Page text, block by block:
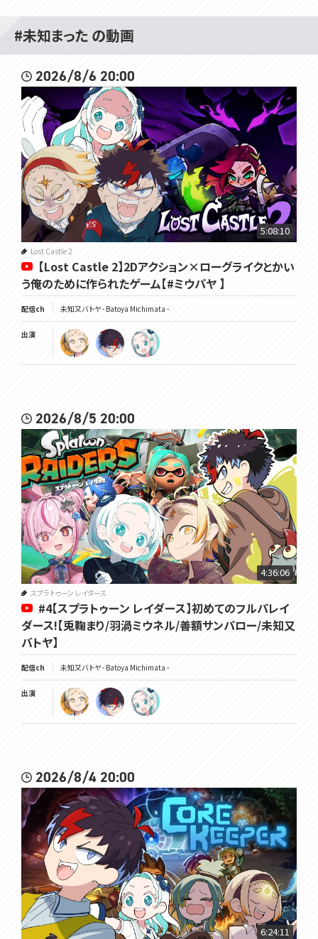
#未知まった の動画
2026/8/6 20:00
5:08:10
Lost Castle 2
【Lost Castle 2】2Dアクション×ローグライクとかい
う俺のために作られたゲーム【#ミウパヤ 】
配信ch 未知又バトヤ - Batoya Michimata -
出演
2026/8/5 20:00
4:36:06
スプラトゥーン レイダース
#4【スプラトゥーン レイダース】初めてのフルパレイ
ダース!【兎鞠まり/羽渦ミウネル⁩/善額サンパロー/未知又
バトヤ】
配信ch 未知又バトヤ - Batoya Michimata -
出演
2026/8/4 20:00
6:24:11